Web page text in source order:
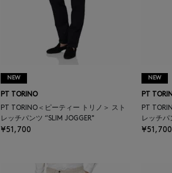
NEW
PT TORINO
PT TORINO＜ピーティー トリノ＞ スト
レッチパンツ “SLIM JOGGER"
¥51,700
NEW
PT
PT
レッチパ
¥51,700